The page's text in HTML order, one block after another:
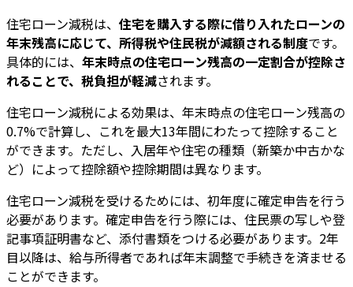
住宅ローン減税は、 住宅を購入する際に借り入れたローンの
年末残高に応じて、所得税や住民税が減額される制度です。
具体的には、 年末時点の住宅ローン残高の一定割合が控除さ
れることで、税負担が軽減されます。
住宅ローン減税による効果は、年末時点の住宅ローン残高の
0.7%で計算し、これを最大13年間にわたって控除すること
ができます。ただし、入居年や住宅の種類（新築か中古かな
ど）によって控除額や控除期間は異なります。
住宅ローン減税を受けるためには、初年度に確定申告を行う
必要があります。確定申告を行う際には、住民票の写しや登
記事項証明書など、添付書類をつける必要があります。2年
目以降は、給与所得者であれば年末調整で手続きを済ませる
ことができます。